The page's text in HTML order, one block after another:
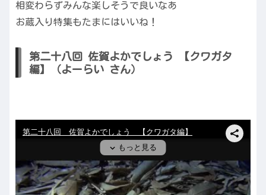
相変わらずみんな楽しそうで良いなあ
お蔵入り特集もたまにはいいね！
第二十八回 佐賀よかでしょう 【クワガタ
編】（よーらい さん）